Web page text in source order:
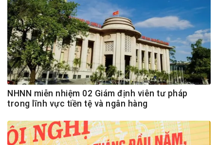
NHNN miễn nhiệm 02 Giám định viên tư pháp
trong lĩnh vực tiền tệ và ngân hàng